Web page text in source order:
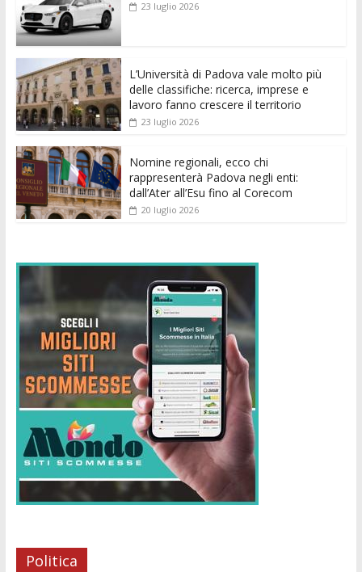
o
o
k p er
23 luglio 2026
L’Università di Padova vale molto più
delle classifiche: ricerca, imprese e
lavoro fanno crescere il territorio
23 luglio 2026
Nomine regionali, ecco chi
rappresenterà Padova negli enti:
dall’Ater all’Esu fino al Corecom
20 luglio 2026
Politica